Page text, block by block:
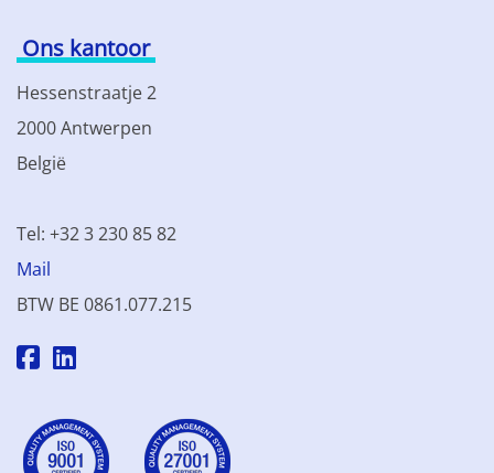
Ons kantoor
Hessenstraatje 2
2000 Antwerpen
België
Tel: +32 3 230 85 82
Mail
BTW BE 0861.077.215